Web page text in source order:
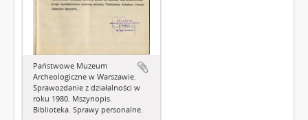
Państwowe Muzeum
Archeologiczne w Warszawie.
Sprawozdanie z działalności w
roku 1980. Mszynopis.
Biblioteka. Sprawy personalne.